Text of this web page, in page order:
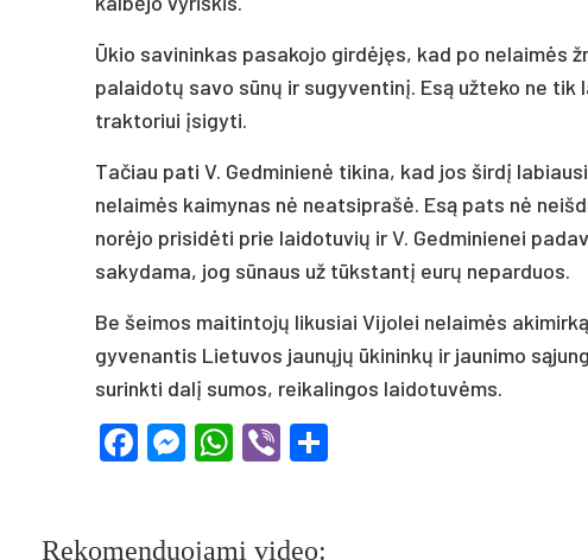
Ūkio savininkas pasakojo girdėjęs, kad po nelaimės
palaidotų savo sūnų ir sugyventinį. Esą užteko ne
traktoriui įsigyti.
Tačiau pati V. Gedminienė tikina, kad jos širdį
nelaimės kaimynas nė neatsiprašė. Esą pats nė
norėjo prisidėti prie laidotuvių ir V. Gedminienei
sakydama, jog sūnaus už tūkstantį eurų neparduos.
Be šeimos maitintojų likusiai Vijolei nelaimės
gyvenantis Lietuvos jaunųjų ūkininkų ir jaunimo
surinkti dalį sumos, reikalingos laidotuvėms.
Facebook
Messenger
WhatsApp
Viber
Rekomenduojami video: